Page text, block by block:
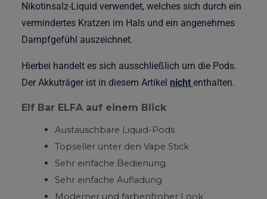
Nikotinsalz-Liquid verwendet, welches sich durch ein
vermindertes Kratzen im Hals und ein angenehmes
Dampfgefühl auszeichnet.
Hierbei handelt es sich ausschließlich um die Pods.
Der Akkuträger ist in diesem Artikel nicht enthalten.
Elf Bar ELFA auf einem Blick
Austauschbare Liquid-Pods
Topseller unter den Vape Stick
Sehr einfache Bedienung
Sehr einfache Aufladung
Moderner und farbenfroher Look